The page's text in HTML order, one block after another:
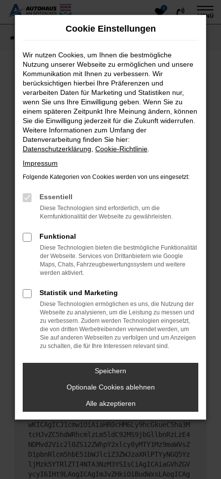
Zum
0
MENÜ
Fehler: Network Error
Beim Laden ist ein Fehler aufgetreten.
Hier sind ein paar Tipps, die dir helfen können:
Überprüfe deine Firewall und deine
Internetverbindung.
Laden andere Webseiten, zum Beispiel deine
Suchmaschine?
Prüfe deine Browsererweiterungen.
das Laden bestimmter Seiten verhindern.
Funktioniert die Seite in einem anderen Browser
oder in einem privaten Fenster?
Das kann manchmal helfen, vorübergehende
Probleme zu beheben.
Stelle sicher, dass dein Browser und dein
Betriebssystem auf dem neuesten Stand sind.
Sicherheitsrisiko, sondern kann auch dazu führen,
dass bestimmte Funktionen nicht mehr
unterstützt werden.
Wende dich an den Webseitenbetreiber.
Wenn du alle oben genannten Schritte versucht
hast, kontaktiere uns bitte. Wir werden versuchen,
das Problem zu beheben. Du kannst uns diesen
Text schicken, um uns bei der Fehlersuche zu
unterstützen:
ewogICJuYW1lIjogIk5ldHdvcmtFcnJvciIsCiAgI
mNvbmZpZyI6IHsKICAgICJtZXRob2QiOiAiR0VUIi
wKICAgICJ1cmwiOiAiaHR0cHM6Ly9hcGkueC5ha3M
tcHJvZC5hdWRhcmlzLm5ldC92MS9jbGllbnRzLzE4
NDMvd2Vic2l0ZS12ZWhpY2xlcy8yMTY1Mz9maWVsZ
D1pbnRlcm5hbE51bWJlciZ3ZWJzaXRlPTYyNGQ5Yz
ljMzk5YTRlZTI4NTA3NzM3YSIsCiAgICAiaGVhZGV
ycyI6IHt9LAogICAgImJvZHkiOiBudWxsLAogICAg
Cookie Einstellungen
Wir nutzen Cookies, um Ihnen die bestmögliche
Nutzung unserer Webseite zu ermöglichen und unsere
Kommunikation mit Ihnen zu verbessern. Wir
berücksichtigen hierbei Ihre Präferenzen und
verarbeiten Daten für Marketing und Statistiken nur,
wenn Sie uns Ihre Einwilligung geben. Wenn Sie zu
einem späteren Zeitpunkt Ihre Meinung ändern, können
Sie die Einwilligung jederzeit für die Zukunft widerrufen.
Weitere Informationen zum Umfang der
Datenverarbeitung finden Sie hier:
Datenschutzerklärung Cookie-Richtlinie
Impressum
Folgende Kategorien von Cookies werden von uns eingesetzt:
Essentiell
Diese Technologien sind erforderlich, um die
Kernfunktionalität der Webseite zu gewährleisten.
Funktional
Diese Technologien bieten die bestmögliche Funktionalität
der Webseite. Services von Drittanbietern wie Google
Maps, Chats, Fahrzeugbewertungssystem und weitere
werden aktiviert.
Statistik und Marketing
Diese Technologien ermöglichen es uns, die Nutzung der
Webseite zu analysieren, um die Leistung zu messen und
zu verbessern. Zudem werden Technologien eingesetzt,
die von dritten Werbetreibenden verwendet werden, um
Sie auf anderen Webseiten zu verfolgen und um Anzeigen
zu schalten, die für Ihre Interessen relevant sind.
Speichern
Optionale Cookies ablehnen
Alle akzeptieren